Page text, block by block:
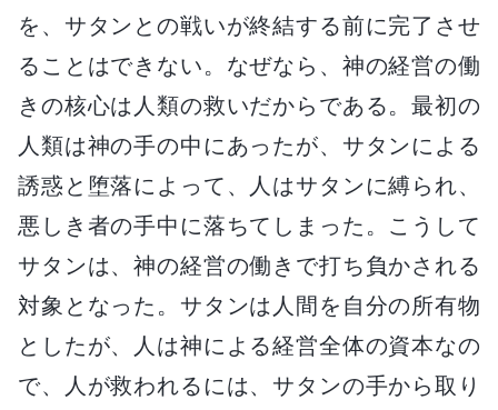
を、サタンとの戦いが終結する前に完了させ
ることはできない。なぜなら、神の経営の働
きの核心は人類の救いだからである。最初の
人類は神の手の中にあったが、サタンによる
誘惑と堕落によって、人はサタンに縛られ、
悪しき者の手中に落ちてしまった。こうして
サタンは、神の経営の働きで打ち負かされる
対象となった。サタンは人間を自分の所有物
としたが、人は神による経営全体の資本なの
で、人が救われるには、サタンの手から取り